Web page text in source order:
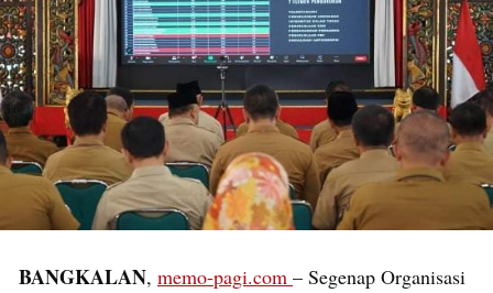
BANGKALAN, memo-pagi.com – Segenap Organisasi